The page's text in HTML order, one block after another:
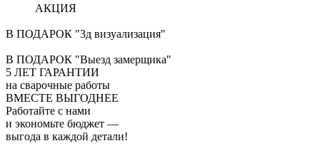
АКЦИЯ
В ПОДАРОК "3д визуализация"
В ПОДАРОК "Выезд замерщика"
5 ЛЕТ ГАРАНТИИ
на сварочные работы
ВМЕСТЕ ВЫГОДНЕЕ
Работайте с нами
и экономьте бюджет —
выгода в каждой детали!